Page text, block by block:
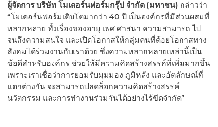
ผู้จัดการ บริษัท โมเดอร์นฟอร์มกรุ๊ป จำกัด (มหาชน) กล่าวว่า
“โมเดอร์นฟอร์มเติบโตมากว่า 40 ปี เป็นองค์กรที่มีส่วนผสมที่
หลากหลาย ทั้งเรื่องของอายุ เพศ ศาสนา ความสามารถ ไป
จนถึงความสนใจ และเปิดโอกาสให้กลุ่มคนที่ด้อยโอกาสทาง
สังคมได้ร่วมงานกับเราด้วย ซึ่งความหลากหลายเหล่านี้เป็น
ข้อดีสำหรับองค์กร ช่วยให้มีความคิดสร้างสรรค์ที่เพิ่มมากขึ้น
เพราะเราเชื่อว่าการยอมรับมุมมอง ภูมิหลัง และอัตลักษณ์ที่
แตกต่างกัน จะสามารถปลดล็อกความคิดสร้างสรรค์
นวัตกรรม และการทำงานร่วมกันได้อย่างไร้ขีดจำกัด”